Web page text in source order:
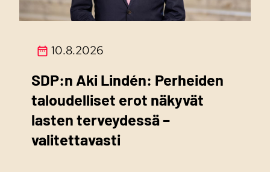
10.8.2026
SDP:n Aki Lindén: Perheiden
taloudelliset erot näkyvät
lasten terveydessä –
valitettavasti